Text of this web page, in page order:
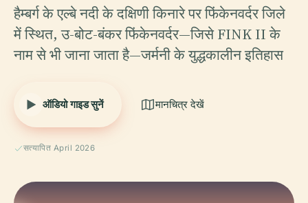
हैम्बर्ग के एल्बे नदी के दक्षिणी किनारे पर फिंकेनवर्दर जिले
में स्थित, उ-बोट-बंकर फिंकेनवर्दर—जिसे FINK II के
नाम से भी जाना जाता है—जर्मनी के युद्धकालीन इतिहास
ऑडियो गाइड सुनें मानचित्र देखें
सत्यापित April 2026